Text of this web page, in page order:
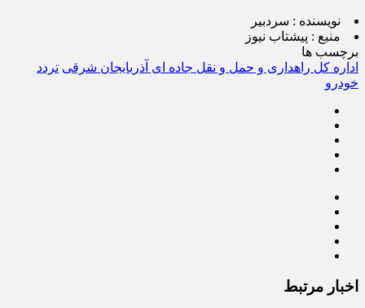
نویسنده : سردبیر
منبع : پیشتاب نیوز
برچسب ها
اداره کل راهداری و حمل و نقل جاده ای آذربایجان شرقی تردد
خودرو
اخبار مرتبط